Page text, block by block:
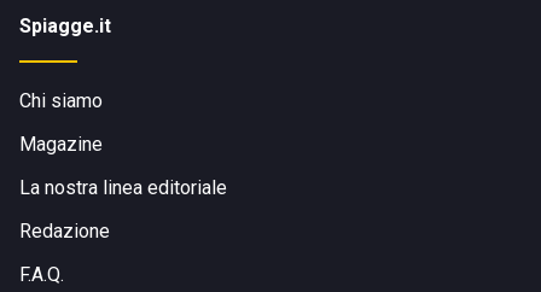
Spiagge.it
Chi siamo
Magazine
La nostra linea editoriale
Redazione
F.A.Q.